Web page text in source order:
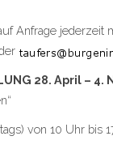
Anfrage jederzeit
28. April – 4.
von 10 Uhr bis